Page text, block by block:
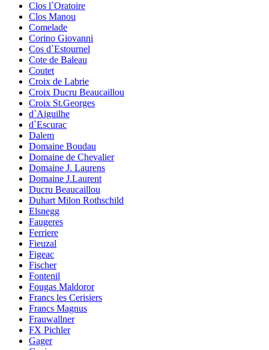
Clos l`Oratoire
Clos Manou
Comelade
Corino Giovanni
Cos d`Estournel
Cote de Baleau
Coutet
Croix de Labrie
Croix Ducru Beaucaillou
Croix St.Georges
d`Aiguilhe
d`Escurac
Dalem
Domaine Boudau
Domaine de Chevalier
Domaine J. Laurens
Domaine J.Laurent
Ducru Beaucaillou
Duhart Milon Rothschild
Elsnegg
Faugeres
Ferriere
Fieuzal
Figeac
Fischer
Fontenil
Fougas Maldoror
Francs les Cerisiers
Francs Magnus
Frauwallner
FX Pichler
Gager